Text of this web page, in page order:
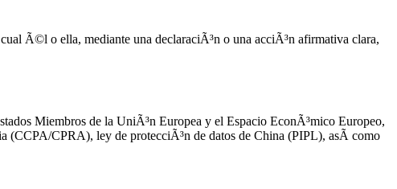
Ã©l o ella, mediante una declaraciÃ³n o una acciÃ³n afirmativa clara,
Miembros de la UniÃ³n Europea y el Espacio EconÃ³mico Europeo,
(CCPA/CPRA), ley de protecciÃ³n de datos de China (PIPL), asÃ­ como